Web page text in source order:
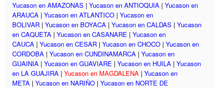
Yucason en AMAZONAS | Yucason en ANTIOQUIA | Yucason en
ARAUCA | Yucason en ATLANTICO | Yucason en
BOLIVAR | Yucason en BOYACA | Yucason en CALDAS | Yucason
en CAQUETA | Yucason en CASANARE | Yucason en
CAUCA | Yucason en CESAR | Yucason en CHOCO | Yucason en
CORDOBA | Yucason en CUNDINAMARCA | Yucason en
GUAINIA | Yucason en GUAVIARE | Yucason en HUILA | Yucason
en LA GUAJIRA | Yucason en MAGDALENA | Yucason en
META | Yucason en NARIÑO | Yucason en NORTE DE